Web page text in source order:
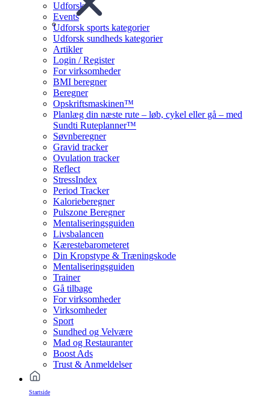
Udforsk
Events
Udforsk sports kategorier
Udforsk sundheds kategorier
Artikler
Login / Register
For virksomheder
BMI beregner
Beregner
Opskriftsmaskinen™
Planlæg din næste rute – løb, cykel eller gå – med
Sundti Ruteplanner™
Søvnberegner
Gravid tracker
Ovulation tracker
Reflect
StressIndex
Period Tracker
Kalorieberegner
Pulszone Beregner
Mentaliseringsguiden
Livsbalancen
Kærestebarometeret
Din Kropstype & Træningskode
Mentaliseringsguiden
Trainer
Gå tilbage
For virksomheder
Virksomheder
Sport
Sundhed og Velvære
Mad og Restauranter
Boost Ads
Trust & Anmeldelser
Startside